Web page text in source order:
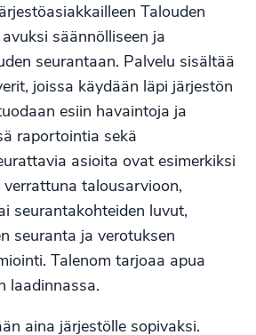
Talouden
säännölliseen ja
seurantaan. Palvelu sisältää
joissa käydään läpi järjestön
esiin havaintoja ja
raportointia sekä
asioita ovat esimerkiksi
talousarvioon,
seurantakohteiden luvut,
seuranta ja verotuksen
Talenom tarjoaa apua
laadinnassa.
aina järjestölle sopivaksi.